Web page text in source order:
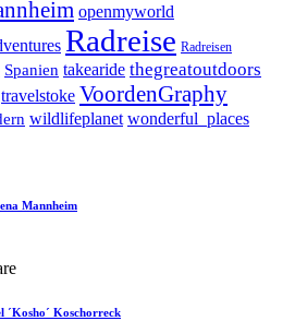
openmyworld
Radreise Radreisen
Spanien takearide thegreatoutdoors
travelstoke VoordenGraphy
wildlifeplanet wonderful_places
Mannheim
´Kosho´ Koschorreck